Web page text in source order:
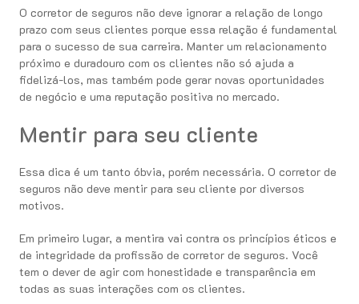
O corretor de seguros não deve ignorar a relação de longo
prazo com seus clientes porque essa relação é fundamental
para o sucesso de sua carreira. Manter um relacionamento
próximo e duradouro com os clientes não só ajuda a
fidelizá-los, mas também pode gerar novas oportunidades
de negócio e uma reputação positiva no mercado.
Mentir para seu cliente
Essa dica é um tanto óbvia, porém necessária. O corretor de
seguros não deve mentir para seu cliente por diversos
motivos.
Em primeiro lugar, a mentira vai contra os princípios éticos e
de integridade da profissão de corretor de seguros. Você
tem o dever de agir com honestidade e transparência em
todas as suas interações com os clientes.